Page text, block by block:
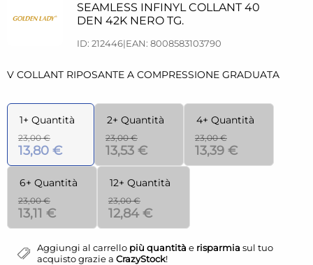
SEAMLESS INFINYL COLLANT 40
DEN 42K NERO TG.
ID: 212446|EAN: 8008583103790
V COLLANT RIPOSANTE A COMPRESSIONE GRADUATA
1+ Quantità
23,00 €
13,80 €
2+ Quantità
23,00 €
13,53 €
4+ Quantità
23,00 €
13,39 €
6+ Quantità
23,00 €
13,11 €
12+ Quantità
23,00 €
12,84 €
Aggiungi al carrello più quantità e risparmia sul tuo
acquisto grazie a CrazyStock!